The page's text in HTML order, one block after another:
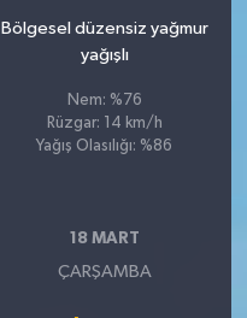
Bölgesel düzensiz yağmur
yağışlı
Nem: %76
Rüzgar: 14 km/h
Yağış Olasılığı: %86
18 MART
ÇARŞAMBA